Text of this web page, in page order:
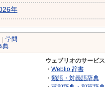
年
学問
典
ウェブリオのサービス
・ Weblio 辞書
・ 類語・対義語辞典